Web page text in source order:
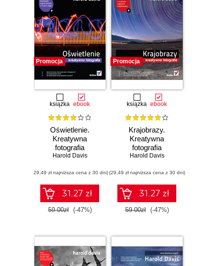
Promocja
książka ebook
Oświetlenie.
Kreatywna
fotografia
Harold Davis
(29,49 zł najniższa cena z 30 dni)
31.27 zł
59.00zł (-47%)
Promocja
książka ebook
Krajobrazy.
Kreatywna
fotografia
Harold Davis
(29,49 zł najniższa cena z 30 dni)
31.27 zł
59.00zł (-47%)